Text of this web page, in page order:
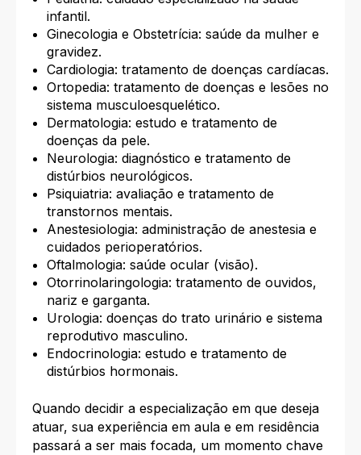
infantil.
Ginecologia e Obstetrícia: saúde da mulher e
gravidez.
Cardiologia: tratamento de doenças cardíacas.
Ortopedia: tratamento de doenças e lesões no
sistema musculoesquelético.
Dermatologia: estudo e tratamento de
doenças da pele.
Neurologia: diagnóstico e tratamento de
distúrbios neurológicos.
Psiquiatria: avaliação e tratamento de
transtornos mentais.
Anestesiologia: administração de anestesia e
cuidados perioperatórios.
Oftalmologia: saúde ocular (visão).
Otorrinolaringologia: tratamento de ouvidos,
nariz e garganta.
Urologia: doenças do trato urinário e sistema
reprodutivo masculino.
Endocrinologia: estudo e tratamento de
distúrbios hormonais.
Quando decidir a especialização em que deseja
atuar, sua experiência em aula e em residência
passará a ser mais focada, um momento chave